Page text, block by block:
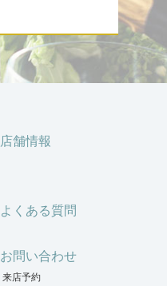
店舗情報
よくある質問
お問い合わせ
来店予約